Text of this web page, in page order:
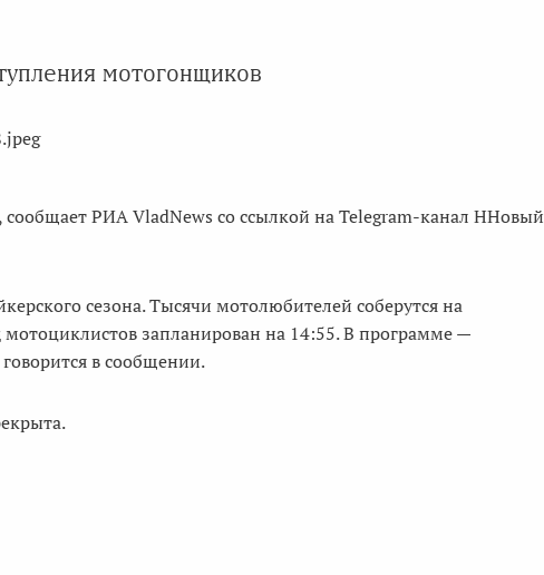
мотогонщиков
РИА VladNews со ссылкой на Telegram-канал ННовый
сезона. Тысячи мотолюбителей соберутся на
запланирован на 14:55. В программе —
в сообщении.